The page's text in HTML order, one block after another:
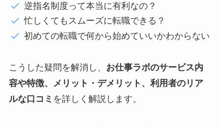
逆指名制度って本当に有利なの？
忙しくてもスムーズに転職できる？
初めての転職で何から始めていいかわからない
こうした疑問を解消し、 お仕事ラボのサービス内
容や特徴、メリット・デメリット、利用者のリア
ルな口コミ を詳しく解説します。